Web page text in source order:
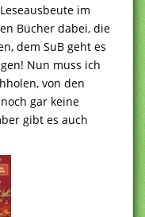
im
Bücher dabei, die
dem SuB geht es
Nun muss ich
von den
gar keine
gibt es auch